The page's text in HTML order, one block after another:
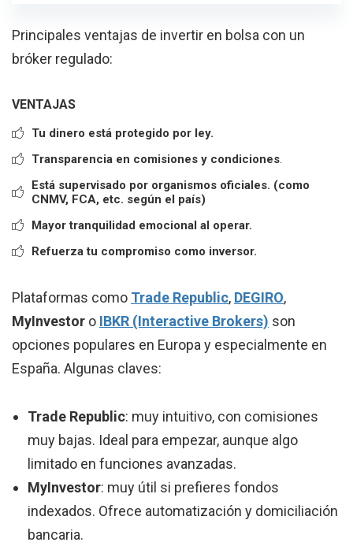
Principales ventajas de invertir en bolsa con un
bróker regulado:
VENTAJAS
Tu dinero está protegido por ley.
Transparencia en comisiones y condiciones.
Está supervisado por organismos oficiales. (como
CNMV, FCA, etc. según el país)
Mayor tranquilidad emocional al operar.
Refuerza tu compromiso como inversor.
Plataformas como Trade Republic, DEGIRO,
MyInvestor o IBKR (Interactive Brokers) son
opciones populares en Europa y especialmente en
España. Algunas claves:
Trade Republic: muy intuitivo, con comisiones
muy bajas. Ideal para empezar, aunque algo
limitado en funciones avanzadas.
MyInvestor: muy útil si prefieres fondos
indexados. Ofrece automatización y domiciliación
bancaria.